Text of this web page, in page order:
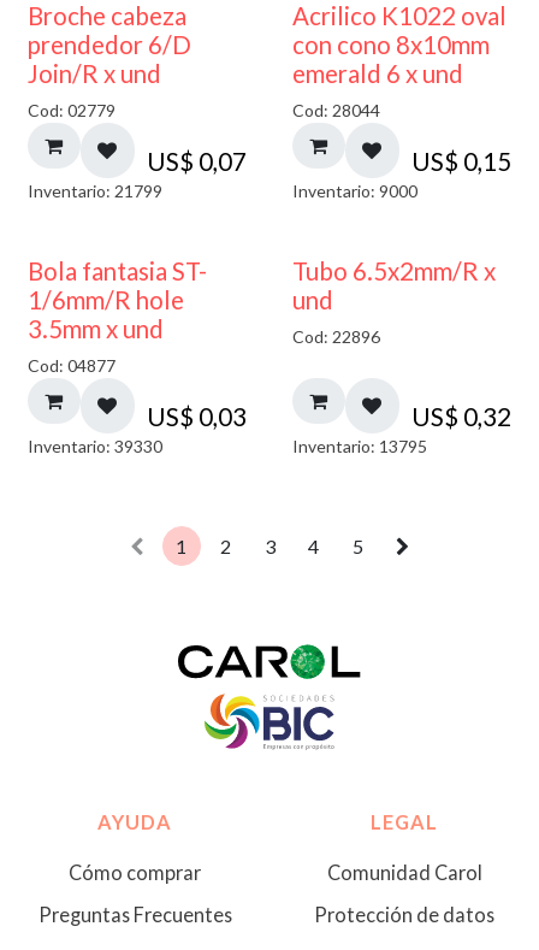
Broche cabeza
prendedor 6/D
Join/R x und
Cod: 02779
US$ 0,07
Inventario: 21799
Acrilico K1022 oval
con cono 8x10mm
emerald 6 x und
Cod: 28044
US$ 0,15
Inventario: 9000
Bola fantasia ST-
1/6mm/R hole
3.5mm x und
Cod: 04877
US$ 0,03
Inventario: 39330
Tubo 6.5x2mm/R x
und
Cod: 22896
US$ 0,32
Inventario: 13795
1 2 3 4 5
AYUDA
Cómo comprar
Preguntas Frecuentes
LEGAL
Comunidad Carol
Protección de datos